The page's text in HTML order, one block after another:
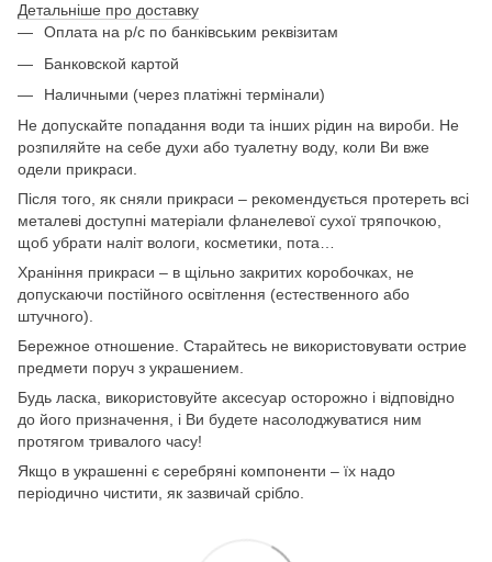
Детальніше про доставку
Оплата на р/с по банківським реквізитам
Банковской картой
Наличными (через платіжні термінали)
Не допускайте попадання води та інших рідин на вироби. Не
розпиляйте на себе духи або туалетну воду, коли Ви вже
одели прикраси.
Після того, як сняли прикраси – рекомендується протереть всі
металеві доступні матеріали фланелевої сухої тряпочкою,
щоб убрати наліт вологи, косметики, пота…
Храніння прикраси – в щільно закритих коробочках, не
допускаючи постійного освітлення (естественного або
штучного).
Бережное отношение. Старайтесь не використовувати острие
предмети поруч з украшением.
Будь ласка, використовуйте аксесуар осторожно і відповідно
до його призначення, і Ви будете насолоджуватися ним
протягом тривалого часу!
Якщо в украшенні є серебряні компоненти – їх надо
періодично чистити, як зазвичай срібло.